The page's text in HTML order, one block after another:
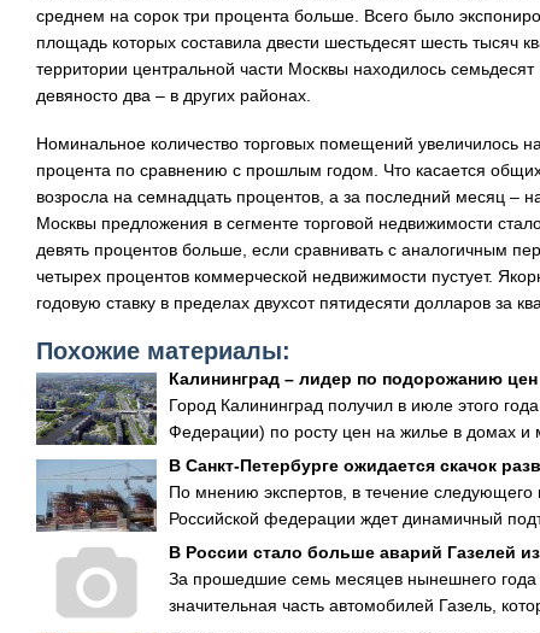
среднем на сорок три процента больше. Всего было
площадь которых составила двести шестьдесят шесть тысяч
территории центральной части Москвы находилось
девяносто два – в других районах.
Номинальное количество торговых помещений увеличилось
процента по сравнению с прошлым годом. Что касается
возросла на семнадцать процентов, а за последний месяц –
Москвы предложения в сегменте торговой недвижимости
девять процентов больше, если сравнивать с аналогичным
четырех процентов коммерческой недвижимости пустует.
годовую ставку в пределах двухсот пятидесяти долларов за
Похожие материалы:
Калининград – лидер по подорожанию
Город Калининград получил в июле этого
Федерации) по росту цен на жилье в домах и
В Санкт-Петербурге ожидается скачок
По мнению экспертов, в течение следующего
Российской федерации ждет динамичный
В России стало больше аварий Газелей
За прошедшие семь месяцев нынешнего
значительная часть автомобилей Газель,